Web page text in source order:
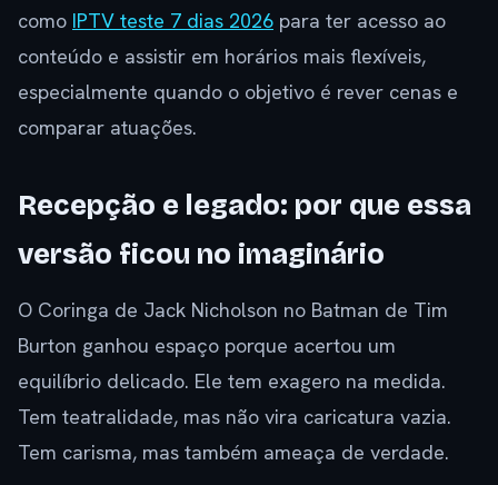
como IPTV teste 7 dias 2026 para ter acesso ao
conteúdo e assistir em horários mais flexíveis,
especialmente quando o objetivo é rever cenas e
comparar atuações.
Recepção e legado: por que essa
versão ficou no imaginário
O Coringa de Jack Nicholson no Batman de Tim
Burton ganhou espaço porque acertou um
equilíbrio delicado. Ele tem exagero na medida.
Tem teatralidade, mas não vira caricatura vazia.
Tem carisma, mas também ameaça de verdade.